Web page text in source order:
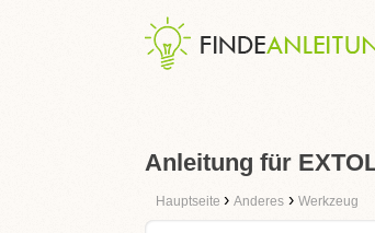
Anleitung für
Hauptseite › Anderes › Werkzeug